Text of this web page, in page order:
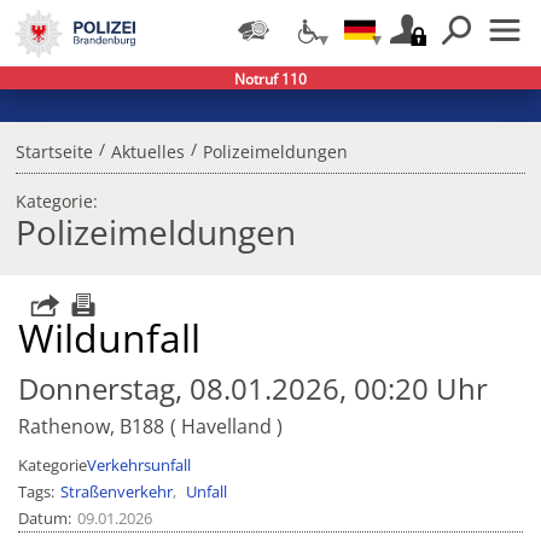
Startseite / Aktuelles / Polizeimeldungen
Kategorie:
Polizeimeldungen
Wildunfall
Donnerstag, 08.01.2026, 00:20 Uhr
Rathenow, B188 Havelland
KategorieVerkehrsunfall
Tags Straßenverkehr
Unfall
Datum 09.01.2026
Notruf 110